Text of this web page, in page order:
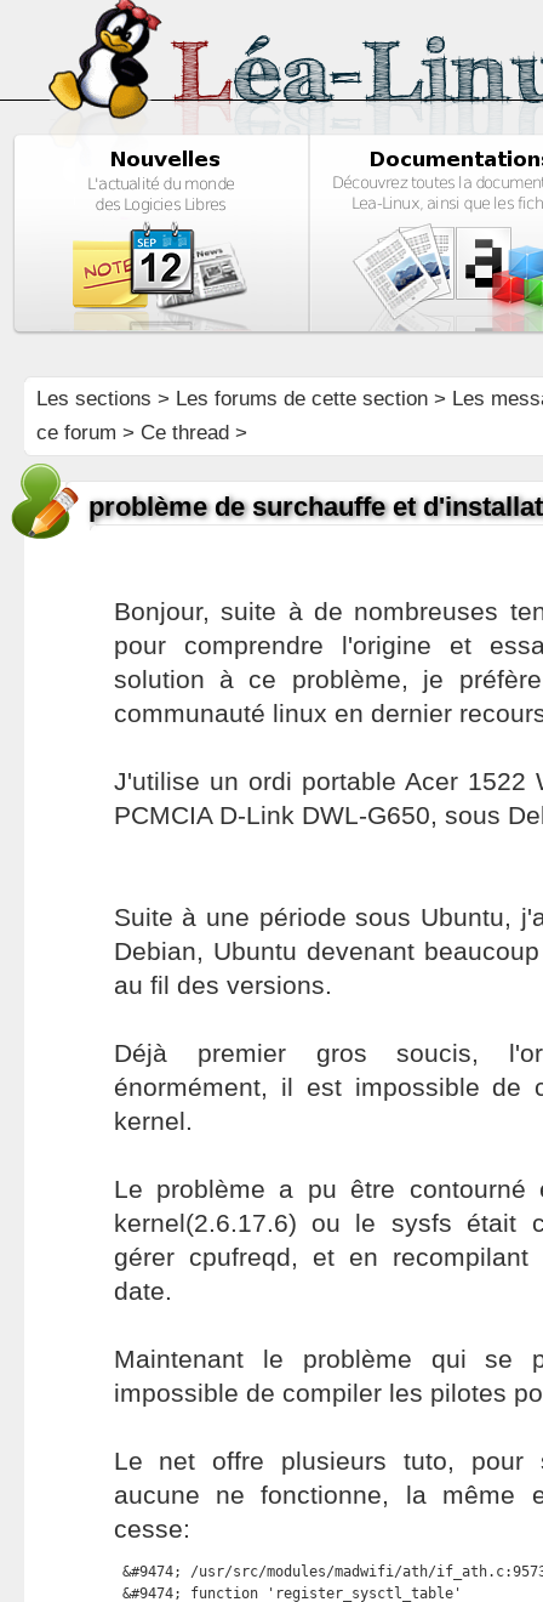
Les sections > Les forums de cette section> Les
ce forum > Ce thread >
problème de surchauffe et
Bonjour, suite à de nombreuses
pour comprendre l'origine et
solution à ce problème, je
communauté linux en dernier
J'utilise un ordi portable Acer 1522
PCMCIA D-Link DWL-G650, sous
Suite à une période sous Ubuntu,
Debian, Ubuntu devenant
au fil des versions.
Déjà premier gros soucis,
énormément, il est impossible de
kernel.
Le problème a pu être contourné
kernel(2.6.17.6) ou le sysfs était
gérer cpufreqd, et en
date.
Maintenant le problème qui se
impossible de compiler les pilotes
Le net offre plusieurs tuto, pour
aucune ne fonctionne, la même
cesse:
&#9474; /usr/src/modules/madwifi/ath/
&#9474; function 'register_sysctl_table'